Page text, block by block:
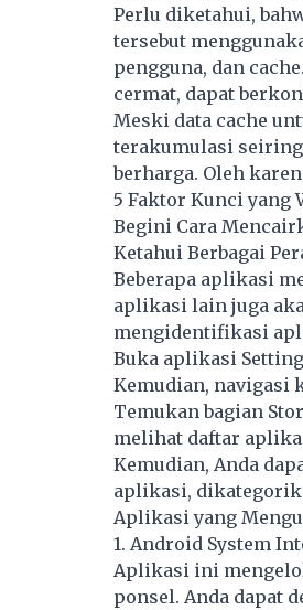
Perlu diketahui,
tersebut
pengguna, dan
cermat, dapat
Meski data cache
terakumulasi
berharga. Oleh
5 Faktor Kunci yang
Begini Cara
Ketahui Berbagai
Beberapa aplikasi
aplikasi lain juga
mengidentifikasi
Buka aplikasi
Kemudian, navigasi
Temukan bagian
melihat daftar
Kemudian, Anda
aplikasi,
Aplikasi yang
1. Android System
Aplikasi ini
ponsel. Anda dapat